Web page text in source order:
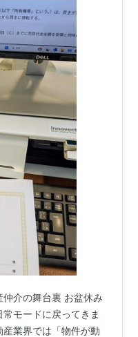
介の舞台裏 お盆休み
モードに戻ってきま
業界では「物件が動